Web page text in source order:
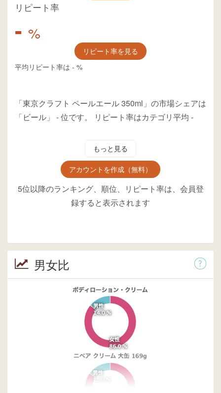
リピート率
- %
リピート率を見る
平均リピート率は - %
「東京クラフト ペールエール 350ml」の市場シェアは
「ビール」 -位です。 リピート率はカテゴリ平均 -
もっと見る
アカウントを作成（無料）
5位以降のランキング、順位、リピート率は、会員登
録すると表示されます
男女比